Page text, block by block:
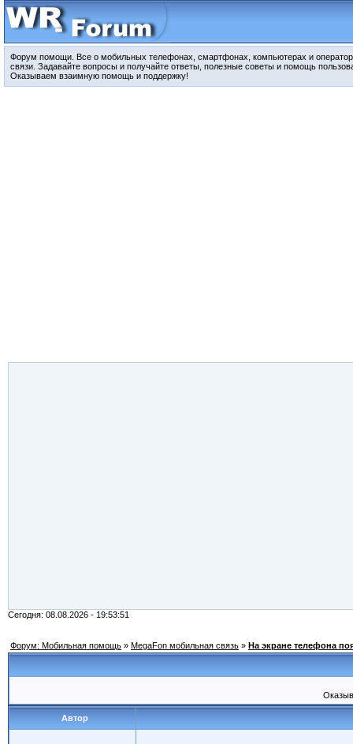
Форум помощи. Все о мобильных телефонах, смартфонах, компьютерах и
связи. Задавайте вопросы и получайте ответы, полезные советы и помощь
Оказываем взаимную помощь и поддержку!
Сегодня: 08.08.2026 - 19:53:51
Форум: Мобильная помощь » MegaFon мобильная связь » На экране телефона
Автор